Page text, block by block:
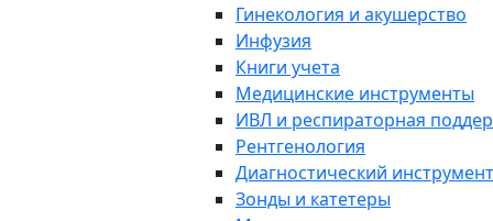
Гинекология и акушерство
Инфузия
Книги учета
Медицинские инструменты
ИВЛ и респираторная
Рентгенология
Диагностический инструмент
Зонды и катетеры